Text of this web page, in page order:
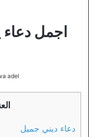
اجمل
adel
دعاء ديني جميل